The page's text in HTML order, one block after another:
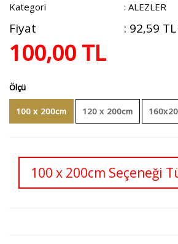
Kategori
: ALEZLER
Fiyat : 92,59
100,00 TL
Ölçü
100 x 200cm 120 x 200cm
100 x 200cm Seçeneği